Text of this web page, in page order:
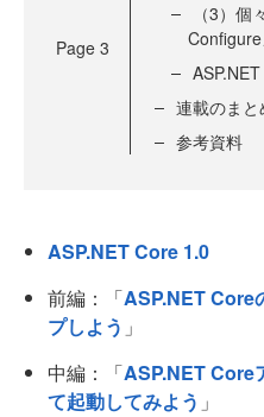
Page 3
（3）
Configure
連載のまと
参考資料
ASP.NET Core 1.0
前編：「ASP.NET Core
プしよう 」
中編：「ASP.NET Core
て起動してみよう 」